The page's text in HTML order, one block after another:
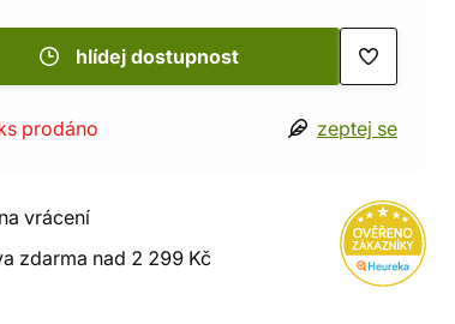
hlídej dostupnost
prodáno zeptej se
vrácení
zdarma nad 2 299 Kč